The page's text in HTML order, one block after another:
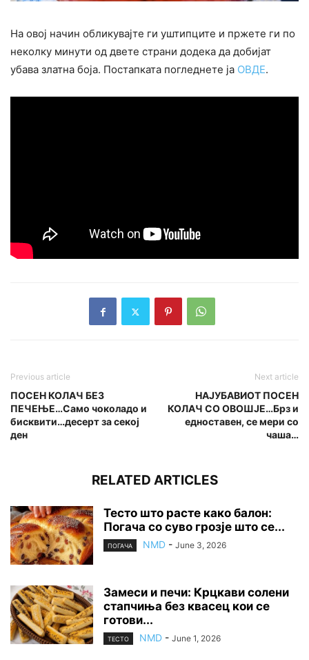
На овој начин обликувајте ги уштипците и пржете ги по
неколку минути од двете страни додека да добијат
убава златна боја. Постапката погледнете ја ОВДЕ.
Previous article
ПОСЕН КОЛАЧ БЕЗ
ПЕЧЕЊЕ…Само чоколадо и
бисквити…десерт за секој
ден
Next article
НАЈУБАВИОТ ПОСЕН
КОЛАЧ СО ОВОШЈЕ…Брз и
едноставен, се мери со
чаша…
RELATED ARTICLES
Тесто што расте како балон:
Погача со суво грозје што се...
ПОГАЧА NMD - June 3, 2026
Замеси и печи: Крцкави солени
стапчиња без квасец кои се
готови...
ТЕСТО NMD - June 1, 2026